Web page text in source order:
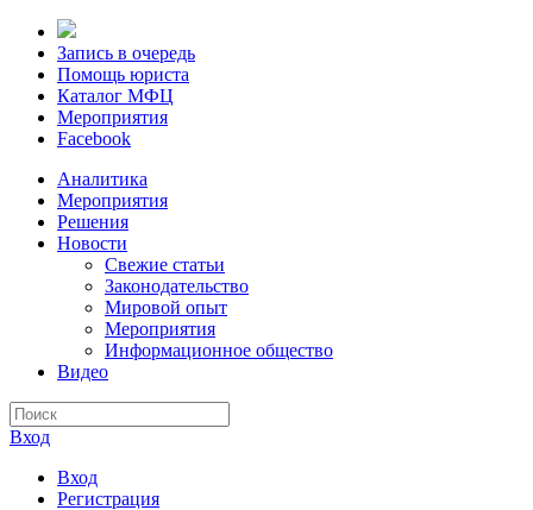
Запись в очередь
Помощь юриста
Каталог МФЦ
Мероприятия
Facebook
Аналитика
Мероприятия
Решения
Новости
Свежие статьи
Законодательство
Мировой опыт
Мероприятия
Информационное общество
Видео
Вход
Вход
Регистрация